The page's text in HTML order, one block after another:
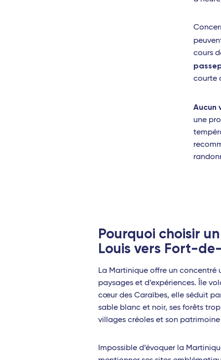
cours
courte
Aucun
une
Pourquoi choisir
Louis vers Fort-
La Martinique offre un concentré
paysages et d’expériences. Île
cœur des Caraïbes, elle séduit
sable blanc et noir, ses forêts
villages créoles et son
Impossible d’évoquer la